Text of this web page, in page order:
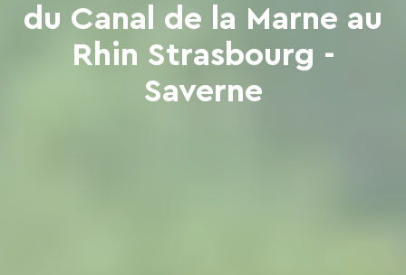
du Canal de la Marne au
Rhin Strasbourg -
Saverne